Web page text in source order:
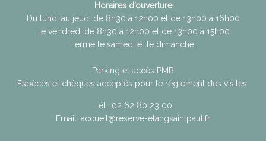
Horaires d’ouverture
Du lundi au jeudi de 8h30 à 12h00 et de 13h00 à 16h00
Le vendredi de 8h30 à 12h00 et de 13h00 à 15h00
Fermé le samedi et le dimanche.
Parking et accès PMR
Espèces et chèques acceptés pour le règlement des visites.
Tél.: 02 62 80 23 00
Email: accueil@reserve-etangsaintpaul.fr